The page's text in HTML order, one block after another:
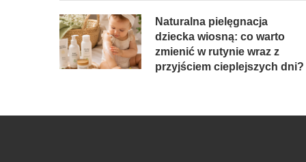
Naturalna pielęgnacja
dziecka wiosną: co warto
zmienić w rutynie wraz z
przyjściem cieplejszych dni?